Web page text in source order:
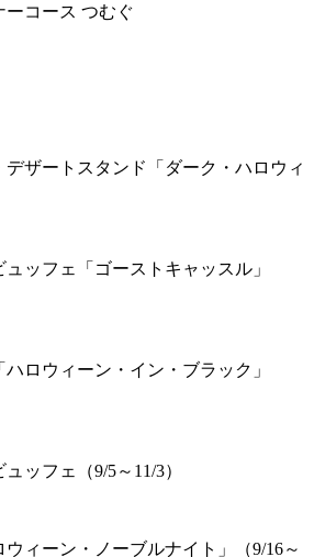
ーコース つむぐ
ザートスタンド「ダーク・ハロウィ
ッフェ「ゴーストキャッスル」
ロウィーン・イン・ブラック」
ッフェ（9/5～11/3）
ィーン・ノーブルナイト」（9/16～